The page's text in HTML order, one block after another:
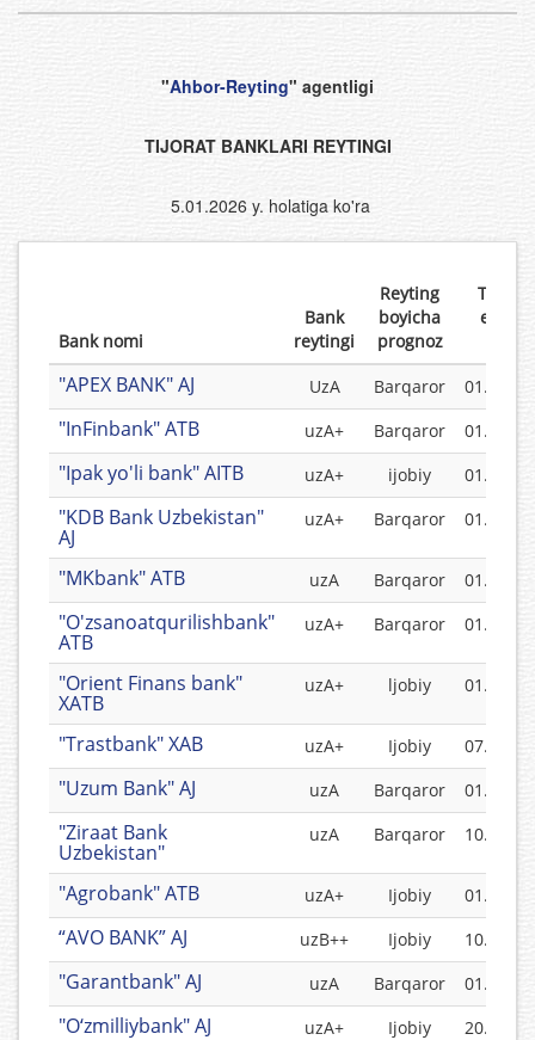
"Ahbor-Reyting" agentligi
TIJORAT BANKLARI REYTINGI
5.01.2026 y. holatiga ko'ra
Bank nomi
Bank
reytingi
Reyting
boyicha
prognoz
etilgan
"APEX BANK" AJ UzA Barqaror
"InFinbank" ATB uzA+ Barqaror
"Ipak yo'li bank" AITB uzA+ ijobiy
"KDB Bank Uzbekistan"
AJ
uzA+ Barqaror
"MKbank" ATB uzA Barqaror
"O'zsanoatqurilishbank"
ATB
uzA+ Barqaror
"Orient Finans bank"
XATB
uzA+ ljobiy
"Trastbank" XAB uzA+ Ijobiy
"Uzum Bank" AJ uzA Barqaror
"Ziraat Bank
Uzbekistan"
uzA Barqaror
"Agrobank" ATB uzA+ Ijobiy
“AVO BANK” AJ uzB++ Ijobiy
"Garantbank" AJ uzA Barqaror
"O‘zmilliybank" AJ uzA+ Ijobiy